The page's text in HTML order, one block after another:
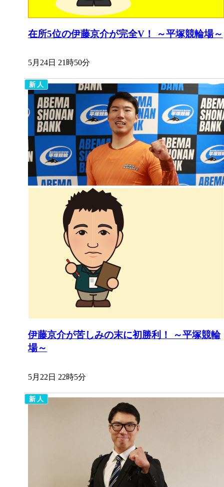
在所5位の伊藤京介が完全V！ ～平塚競輪場～
5月24日 21時50分
伊藤京介が苦しみの末に初勝利！ ～平塚競輪
場～
5月22日 22時5分